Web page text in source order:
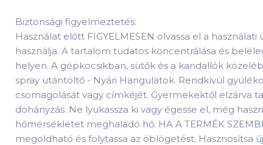
Biztonsági figyelmeztetés:
Használat előtt FIGYELMESEN olvassa el a
használja. A tartalom tudatos koncentrálása és
helyen. A gépkocsikban, sütők és a kandallók
spray utántöltő - Nyári Hangulatok. Rendkívül
csomagolását vagy címkéjét. Gyermekektől elzárva
dohányzás. Ne lyukassza ki vagy égesse el, még
hőmérsékletet meghaladó hő. HA A TERMÉK
megoldható és folytassa az öblögetést. Hasznosítsa